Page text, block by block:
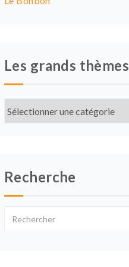
Les grands thèmes
Les
grands
Recherche